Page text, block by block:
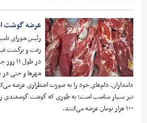
عرضه گوشت
رئیس شورای
رفت و برگشت
در
شهر‌ها و حتی در
دامداران، دام‌های خود را به صورت اضطراری عرضه
نیز بسیار مناسب است؛ به طوری که گوشت گوسفندی
۱۰۰ هزار تومان عرضه می‌کنند.